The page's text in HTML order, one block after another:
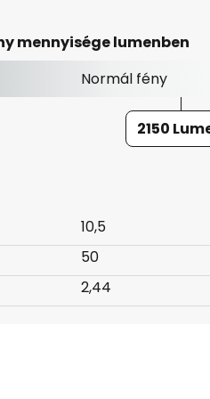
mennyisége lumenben
Normál fény
2150
10,5
50
2,44